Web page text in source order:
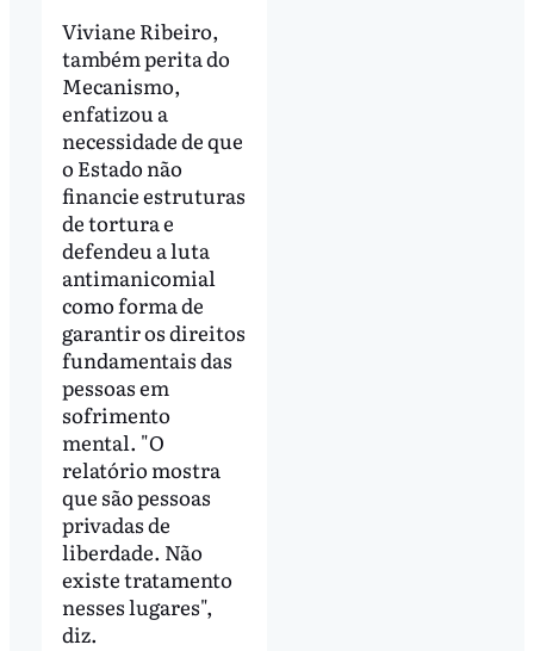
Viviane Ribeiro,
também perita do
Mecanismo,
enfatizou a
necessidade de que
o Estado não
financie estruturas
de tortura e
defendeu a luta
antimanicomial
como forma de
garantir os direitos
fundamentais das
pessoas em
sofrimento
mental. "O
relatório mostra
que são pessoas
privadas de
liberdade. Não
existe tratamento
nesses lugares",
diz.